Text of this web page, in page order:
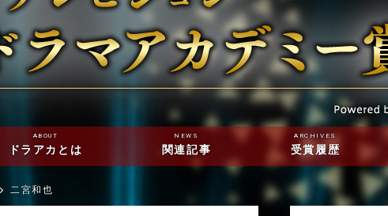
ABOUT
ドラアカとは
NEWS
関連記事
ARCHIVES
受賞履歴
二宮和也